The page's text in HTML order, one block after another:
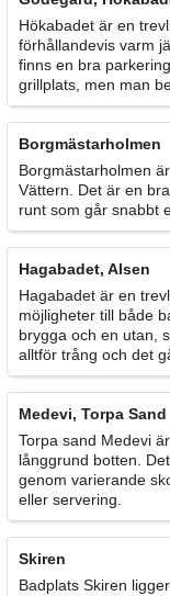
Hökabadet är en
förhållandevis varm
finns en bra
grillplats, men man
Borgmästarholmen
Borgmästarholmen
Vättern. Det är en
runt som går snabbt
Hagabadet, Alsen
Hagabadet är en
möjligheter till både
brygga och en utan,
alltför trång och det
Medevi, Torpa Sand
Torpa sand Medevi
långgrund botten.
genom varierande
eller servering.
Skiren
Badplats Skiren